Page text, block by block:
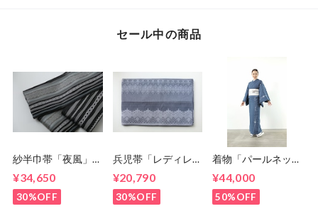
セール中の商品
紗半巾帯「夜風」
¥34,650
30%OFF
兵児帯「レディレー
9kimono2024
¥20,790
30%OFF
着物「パールネック
9kimono2024
¥44,000
50%OFF